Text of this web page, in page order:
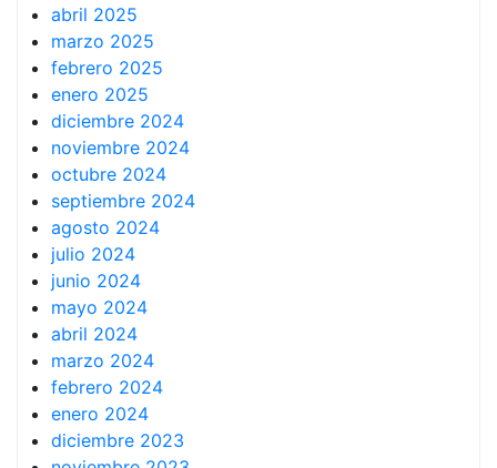
abril 2025
marzo 2025
febrero 2025
enero 2025
diciembre 2024
noviembre 2024
octubre 2024
septiembre 2024
agosto 2024
julio 2024
junio 2024
mayo 2024
abril 2024
marzo 2024
febrero 2024
enero 2024
diciembre 2023